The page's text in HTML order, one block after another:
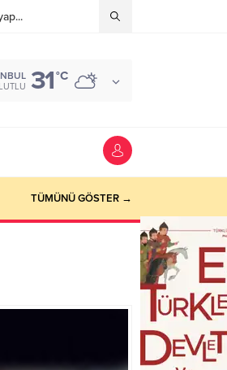
31°C
TÜMÜNÜ GÖSTER →